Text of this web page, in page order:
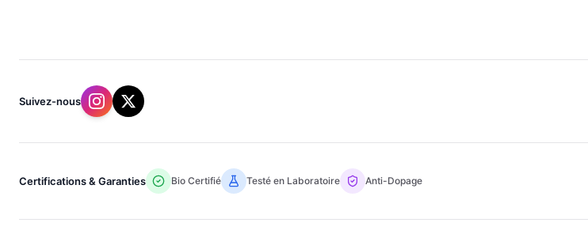
Suivez-nous
Certifications & Garanties Bio Certifié Testé en Laboratoire Anti-Dopage